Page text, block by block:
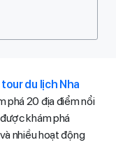
tour du lịch Nha
phá 20 địa điểm nổi
khám phá
nhiều hoạt động